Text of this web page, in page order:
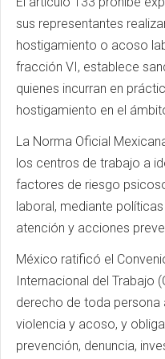
sus representantes
hostigamiento o acoso
fracción VI, establece
quienes incurran en
hostigamiento en el
La Norma Oficial
los centros de trabajo a
factores de riesgo
laboral, mediante
atención y acciones
México ratificó el
Internacional del Trabajo
derecho de toda persona
violencia y acoso, y
prevención, denuncia,